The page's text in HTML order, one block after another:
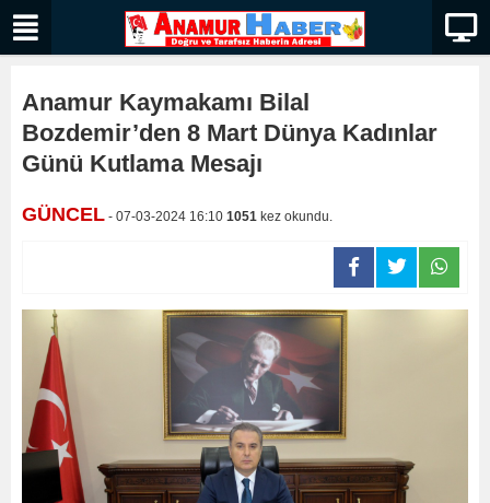
Anamur Kaymakamı Bilal
Bozdemir’den 8 Mart Dünya Kadınlar
Günü Kutlama Mesajı
GÜNCEL - 07-03-2024 16:10 1051 kez okundu.